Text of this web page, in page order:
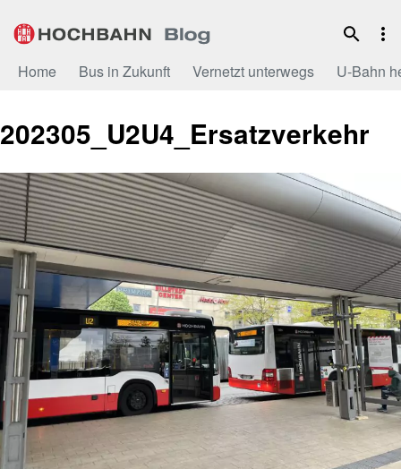
Inhalt
Home Bus in Zukunft Vernetzt unterwegs U-Bahn
202305_U2U4_Ersatzverkehr